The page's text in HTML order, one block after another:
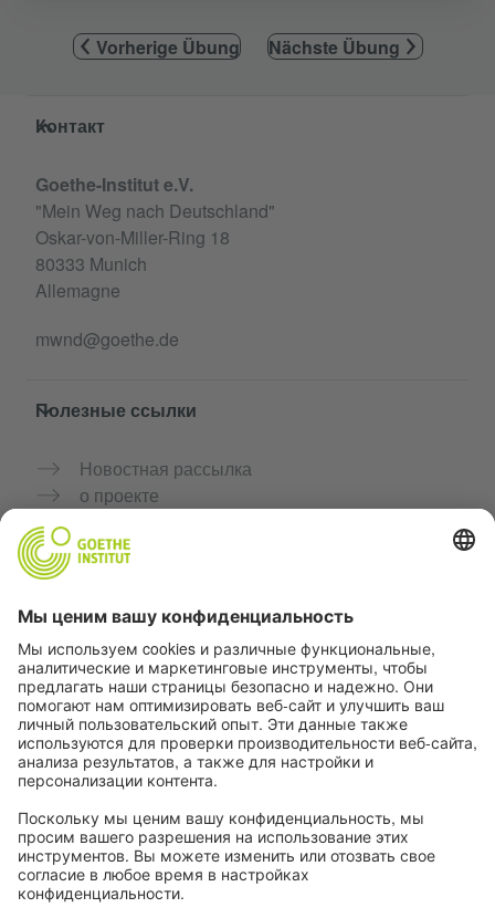
Vorherige Übung Nächste Übung
Service- und Informationsbereich
Контакт
Goethe-Institut e.V.
"Mein Weg nach Deutschland"
Oskar-von-Miller-Ring 18
80333 Munich
Allemagne
mwnd@goethe.de
Полезные ссылки
Новостная рассылка
о проекте
Сообщество «Немецкий язык для тебя»
Практикуйте немецкий бесплатно
Курсы немецкого языка от Goethe-Institut
Портал для преподавателей «Deutschstunde»
Конфиденциальность и доступность
Настройки конфиденциальности